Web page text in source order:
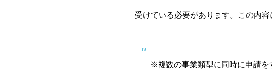
受けている必要があります。この内容
※複数の事業類型に同時に申請を